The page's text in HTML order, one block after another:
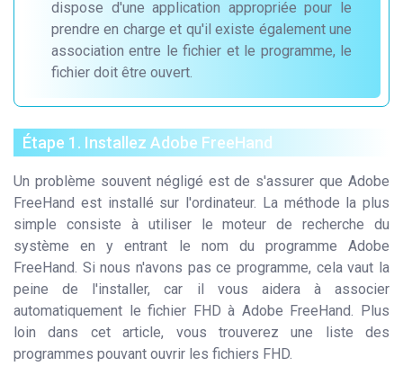
dispose d'une application appropriée pour le
prendre en charge et qu'il existe également une
association entre le fichier et le programme, le
fichier doit être ouvert.
Étape 1. Installez Adobe FreeHand
Un problème souvent négligé est de s'assurer que Adobe
FreeHand est installé sur l'ordinateur. La méthode la plus
simple consiste à utiliser le moteur de recherche du
système en y entrant le nom du programme Adobe
FreeHand. Si nous n'avons pas ce programme, cela vaut la
peine de l'installer, car il vous aidera à associer
automatiquement le fichier FHD à Adobe FreeHand. Plus
loin dans cet article, vous trouverez une liste des
programmes pouvant ouvrir les fichiers FHD.